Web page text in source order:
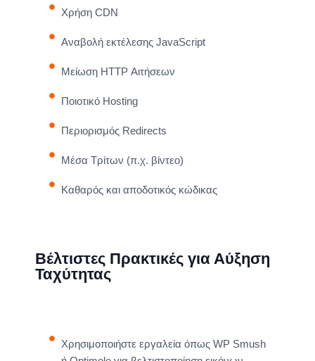
Χρήση CDN
Αναβολή εκτέλεσης JavaScript
Μείωση HTTP Αιτήσεων
Ποιοτικό Hosting
Περιορισμός Redirects
Μέσα Τρίτων (π.χ. βίντεο)
Καθαρός και αποδοτικός κώδικας
Βέλτιστες Πρακτικές για Αύξηση
Ταχύτητας
Χρησιμοποιήστε εργαλεία όπως WP Smush